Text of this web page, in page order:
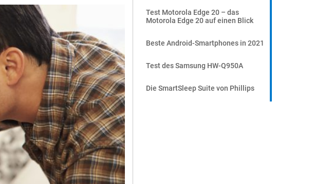
Test Motorola Edge 20 – das
Motorola Edge 20 auf einen Blick
Beste Android-Smartphones in 2021
Test des Samsung HW-Q950A
Die SmartSleep Suite von Phillips